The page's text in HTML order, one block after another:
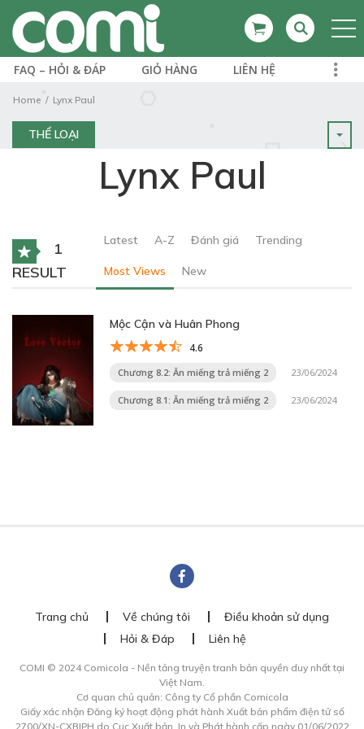
FAQ – HỎI & ĐÁP GIỎ HÀNG LIÊN HỆ
Home Lynx Paul
THỂ LOẠI
Lynx Paul
1
RESULT
Latest A-Z Đánh giá Trending
Most Views New
Mộc Cận và Huân Phong
4.6
Chương 8.2: Ăn miếng trả miếng 2 23/06/2024
Chương 8.1: Ăn miếng trả miếng 2 23/06/2024
Trang chủ Về chúng tôi
Điều khoản sử dụng
Hỏi & Đáp
Liên hệ
COMI © 2024 Comicola - Nền tảng truyện tranh bản quyền duy nhất tại
Việt Nam.
Cơ quan chủ quản: Công ty Cổ phần Comicola
Giấy xác nhận Đăng ký hoạt động phát hành Xuất bản phẩm điện tử số
2700/XN-CXBIPH do Cục Xuất bản, In và Phát hành cấp ngày 01/06/2022